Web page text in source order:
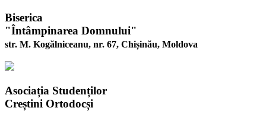
Biserica
"Întâmpinarea Domnului"
str. M. Kogălniceanu, nr. 67, Chișinău, Moldova
Asociația Studenților
Creștini Ortodocși